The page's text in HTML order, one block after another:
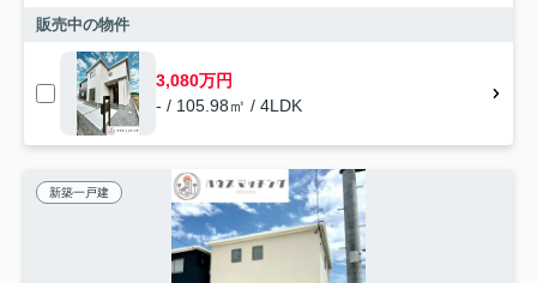
販売中の物件
3,080万円
- / 105.98㎡ / 4LDK
新築一戸建